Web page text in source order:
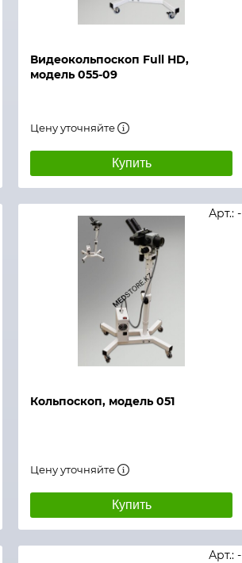
Видеокольпоскоп Full HD,
модель 055-09
Цену уточняйте
Купить
Быстрый просмотр
Кольпоскоп, модель 051
Арт.: -
Цену уточняйте
Купить
Быстрый просмотр
Арт.: -